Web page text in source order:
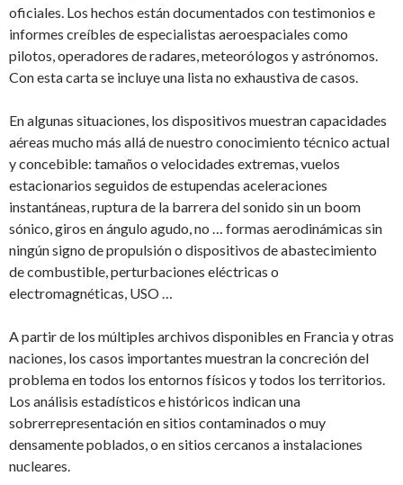
oficiales. Los hechos están documentados con testimonios e
informes creíbles de especialistas aeroespaciales como
pilotos, operadores de radares, meteorólogos y astrónomos.
Con esta carta se incluye una lista no exhaustiva de casos.
En algunas situaciones, los dispositivos muestran capacidades
aéreas mucho más allá de nuestro conocimiento técnico actual
y concebible: tamaños o velocidades extremas, vuelos
estacionarios seguidos de estupendas aceleraciones
instantáneas, ruptura de la barrera del sonido sin un boom
sónico, giros en ángulo agudo, no … formas aerodinámicas sin
ningún signo de propulsión o dispositivos de abastecimiento
de combustible, perturbaciones eléctricas o
electromagnéticas, USO …
A partir de los múltiples archivos disponibles en Francia y otras
naciones, los casos importantes muestran la concreción del
problema en todos los entornos físicos y todos los territorios.
Los análisis estadísticos e históricos indican una
sobrerrepresentación en sitios contaminados o muy
densamente poblados, o en sitios cercanos a instalaciones
nucleares.